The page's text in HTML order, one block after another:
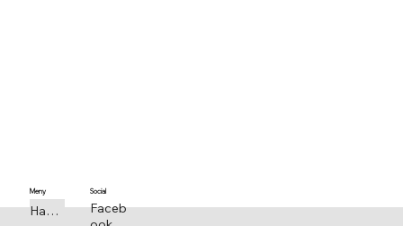
Faceb
Social
Handla om
Meny